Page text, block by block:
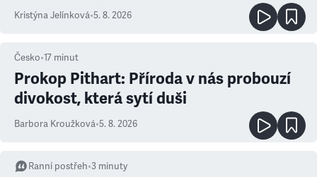
Kristýna Jelínková•5. 8. 2026
Česko•17 minut
Prokop Pithart: Příroda v nás probouzí
divokost, která sytí duši
Barbora Kroužková•5. 8. 2026
Ranní postřeh•3 minuty